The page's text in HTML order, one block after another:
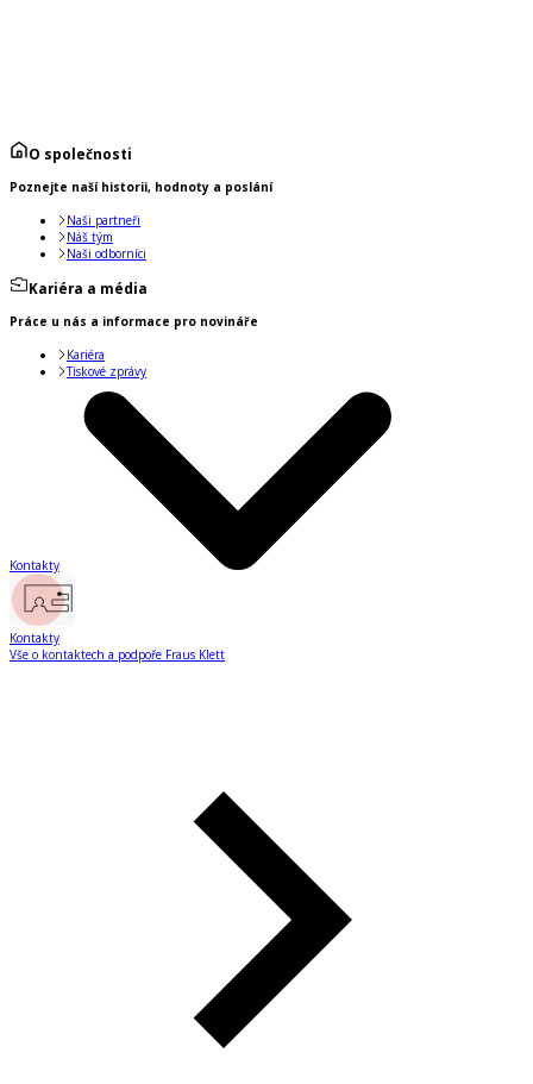
O společnosti
Poznejte naší historii, hodnoty a poslání
Naši partneři
Náš tým
Naši odborníci
Kariéra a média
Práce u nás a informace pro novináře
Kariéra
Tiskové zprávy
Kontakty
Kontakty
Vše o kontaktech a podpoře Fraus Klett